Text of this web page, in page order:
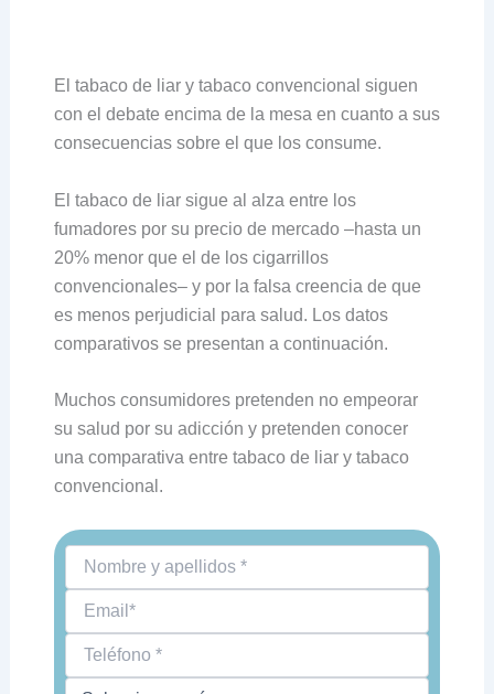
El tabaco de liar y tabaco convencional siguen
con el debate encima de la mesa en cuanto a sus
consecuencias sobre el que los consume.
El tabaco de liar sigue al alza entre los
fumadores por su precio de mercado –hasta un
20% menor que el de los cigarrillos
convencionales– y por la falsa creencia de que
es menos perjudicial para salud. Los datos
comparativos se presentan a continuación.
Muchos consumidores pretenden no empeorar
su salud por su adicción y pretenden conocer
una comparativa entre tabaco de liar y tabaco
convencional.